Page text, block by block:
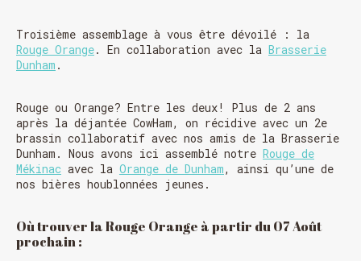
Troisième assemblage à vous être dévoilé : la
Rouge Orange. En collaboration avec la Brasserie
Dunham .
Rouge ou Orange? Entre les deux! Plus de 2 ans
après la déjantée CowHam, on récidive avec un 2e
brassin collaboratif avec nos amis de la Brasserie
Dunham. Nous avons ici assemblé notre Rouge de
Mékinac avec la Orange de Dunham, ainsi qu’une de
nos bières houblonnées jeunes.
Où trouver la Rouge Orange à partir du 07 Août
prochain :